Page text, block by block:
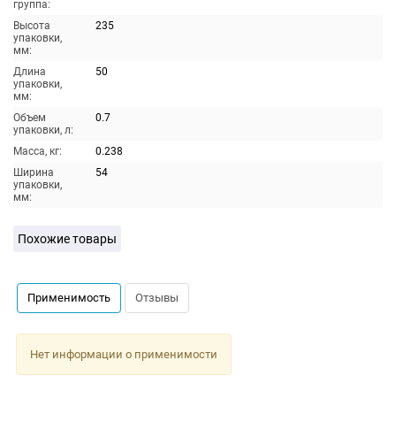
группа:
Высота
упаковки,
мм:
235
Длина
упаковки,
мм:
50
Объем
упаковки, л:
0.7
Масса, кг:
0.238
Ширина
упаковки,
мм:
54
Похожие товары
Применимость Отзывы
Нет информации о применимости